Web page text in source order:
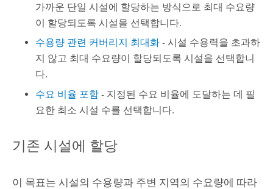
가까운 단일 시설에 할당하는 방식으로 최대 수요량
이 할당되도록 시설을 선택합니다.
수용량 관련 커버리지 최대화 -시설 수용력을 초과하
지 않고 최대 수요량이 할당되도록 시설을 선택합니
다.
수요 비율 포함 - 지정된 수요 비율에 도달하는 데 필
요한 최소 시설 수를 선택합니다.
기존 시설에 할당
이 목표는 시설의 수용량과 주변 지역의 수요량에 따라